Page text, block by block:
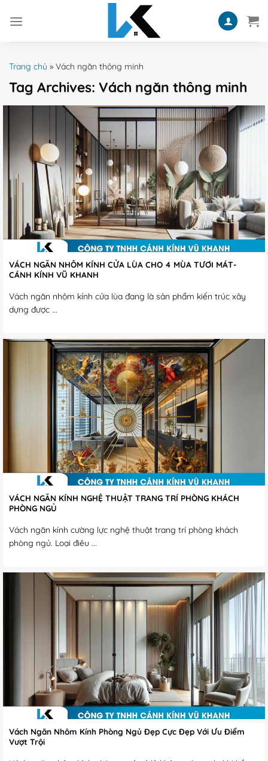
Trang chủ » Vách ngăn thông minh
Tag Archives: Vách ngăn thông minh
VÁCH NGĂN NHÔM KÍNH CỬA LÙA CHO 4 MÙA TƯƠI MÁT-
CÁNH KÍNH VŨ KHANH
Vách ngăn nhôm kính cửa lùa đang là sản phẩm kiến trúc xây
dựng được ...
VÁCH NGĂN KÍNH NGHỆ THUẬT TRANG TRÍ PHÒNG KHÁCH
PHÒNG NGỦ
Vách ngăn kính cường lực nghệ thuật trang trí phòng khách
phòng ngủ. Loại điêu ...
Vách Ngăn Nhôm Kính Phòng Ngủ Đẹp Cực Đẹp Với Ưu Điểm
Vượt Trội